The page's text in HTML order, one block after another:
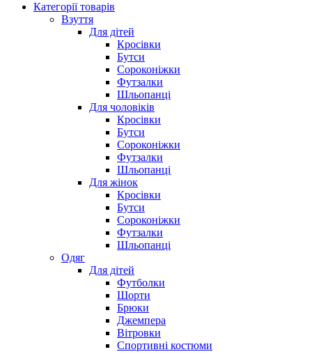
Категорії товарів
Взуття
Для дітей
Кросівки
Бутси
Сороконіжки
Футзалки
Шльопанці
Для чоловіків
Кросівки
Бутси
Сороконіжки
Футзалки
Шльопанці
Для жінок
Кросівки
Бутси
Сороконіжки
Футзалки
Шльопанці
Одяг
Для дітей
Футболки
Шорти
Брюки
Джемпера
Вітровки
Спортивні костюми